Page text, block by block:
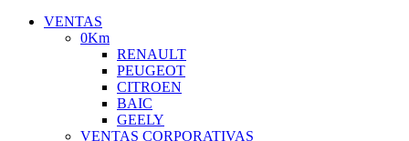
VENTAS
0Km
RENAULT
PEUGEOT
CITROEN
BAIC
GEELY
VENTAS CORPORATIVAS